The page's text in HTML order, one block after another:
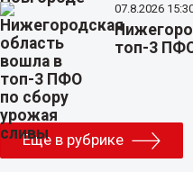
07.8.2026
топ-3
Еще в рубрике